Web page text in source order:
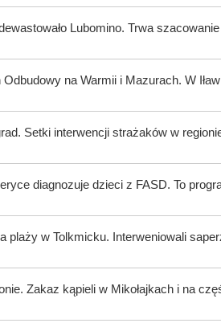
Lubomino. Trwa
Odbudowy na Warmii i Mazurach. W
Setki interwencji strażaków w
diagnozuje dzieci z FASD. To
plaży w Tolkmicku. Interweniowali
Zakaz kąpieli w Mikołajkach i na